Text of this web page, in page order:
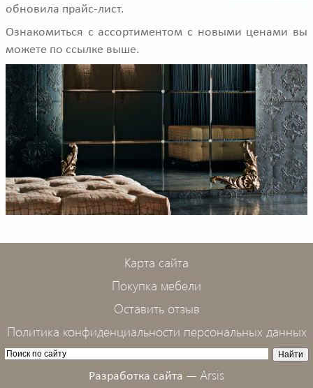
обновила прайс-лист.
Ознакомиться с ассортиментом с новыми ценами вы
можете по ссылке выше.
Карта сайта
Покупка мебели
Оставить отзыв
Политика конфиденциальности персональных данных
Разработка сайта — Arsis